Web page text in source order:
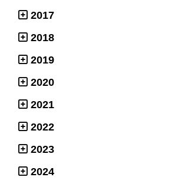
2017
2018
2019
2020
2021
2022
2023
2024